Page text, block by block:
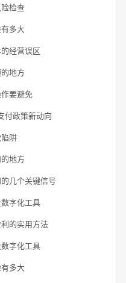
检查
多大
经营误区
地方
要避免
付政策新动向
阱
地方
几个关键信号
字化工具
的实用方法
字化工具
多大